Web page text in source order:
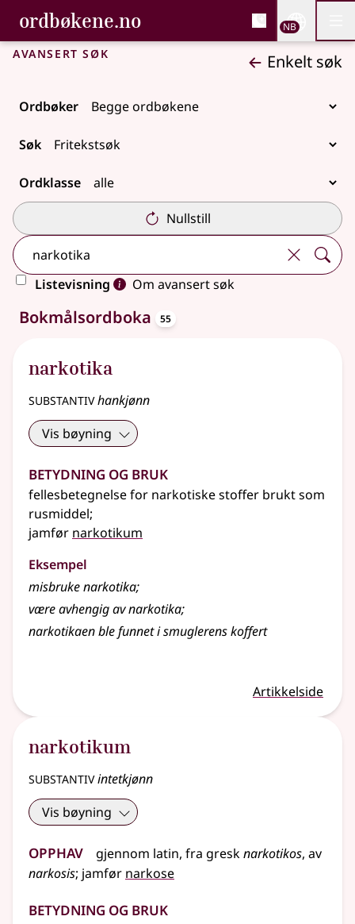
Gå til hovedinnhold
Tilgjengelighet
ordbøkene.no, Bokmålsordboka og
Bokmålsordboka og Nynorskordboka
NB
Avansert søk Enkelt søk
Ordbøker
Søk
Ordklasse
Nullstill
Listevisning
Om avansert søk
106 treff
Bokmålsordboka 55
narkotika
substantivhankjønn
Vis bøyning
Betydning og bruk
fellesbetegnelse for narkotiske stoffer brukt som
rusmiddel;
jamfør narkotikum
Eksempel
misbruke narkotika;
være avhengig av narkotika;
narkotikaen ble funnet i smuglerens koffert
Artikkelside
narkotikum
substantivintetkjønn
Vis bøyning
Opphav gjennom latin, fra gresknarkotikos, av
narkosis; jamfør narkose
Betydning og bruk